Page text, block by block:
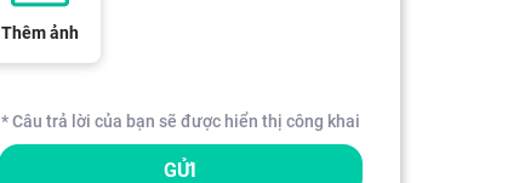
Thêm ảnh
* Câu trả lời của bạn sẽ được hiển thị công khai
GỬI